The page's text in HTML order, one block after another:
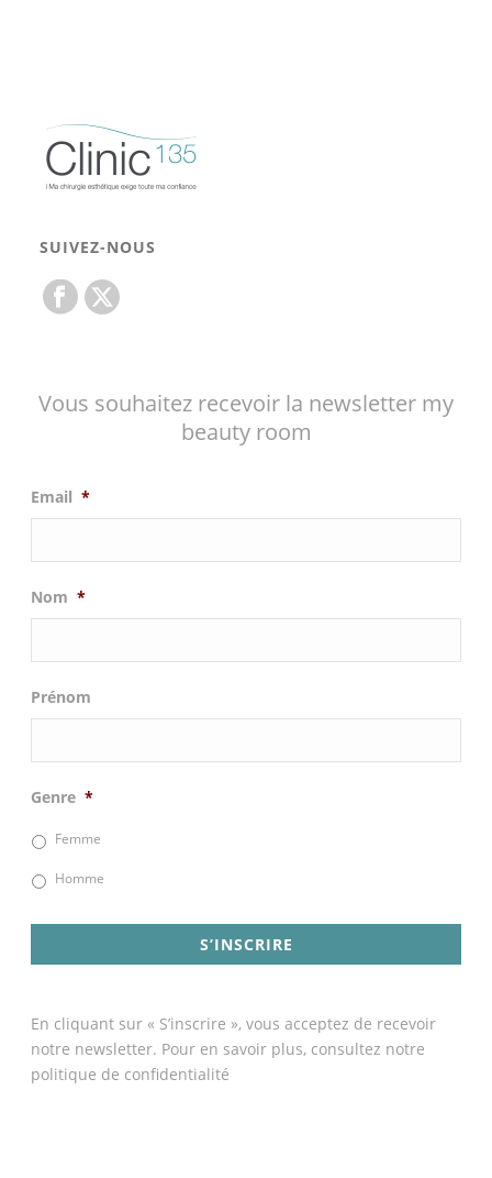
SUIVEZ-NOUS
Vous souhaitez recevoir la newsletter my
beauty room
Email *
Nom *
Prénom
Genre *
Femme
Homme
En cliquant sur « S’inscrire », vous acceptez de recevoir
notre newsletter. Pour en savoir plus, consultez notre
politique de confidentialité